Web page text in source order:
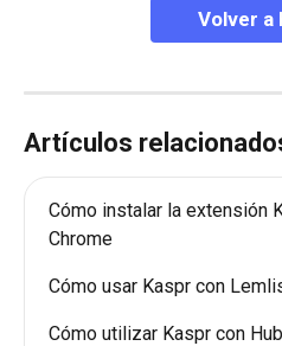
Volver a
Artículos
Cómo instalar la extensión
Chrome
Cómo usar Kaspr con
Cómo utilizar Kaspr con